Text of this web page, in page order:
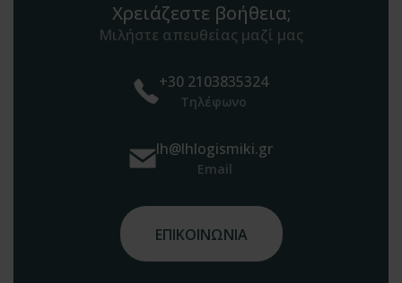
Χρειάζεστε βοήθεια;
Μιλήστε απευθείας μαζί μας
+30 2103835324
Τηλέφωνο
lh@lhlogismiki.gr
Email
ΕΠΙΚΟΙΝΩΝΙΑ